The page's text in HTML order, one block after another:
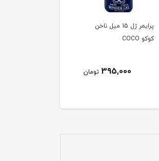
پرایمر ژل 15 میل ناخن
کوکو COCO
395,000 تومان